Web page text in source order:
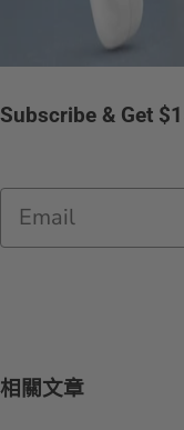
Subscribe & Get
Email
相關文章